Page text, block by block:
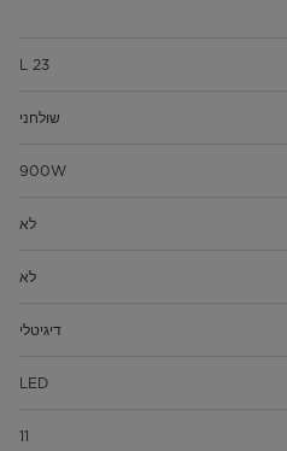
23 L
שולחני
900W
לא
לא
דיגיטלי
LED
11